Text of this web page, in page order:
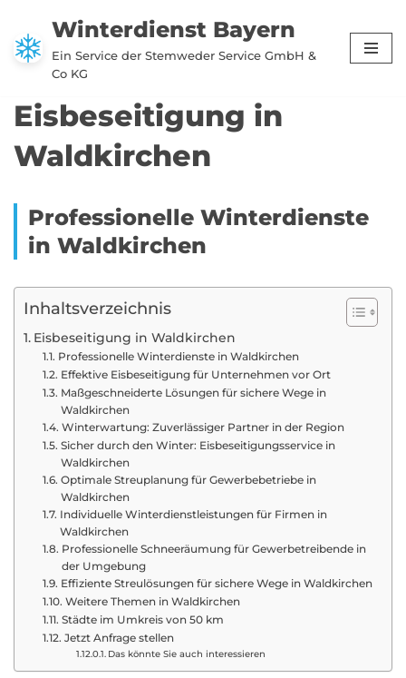
Zum
Inhalt
Winterdienst Bayern
Ein Service der Stemweder Service GmbH &
Co KG
Eisbeseitigung in
Waldkirchen
Professionelle Winterdienste
in Waldkirchen
Inhaltsverzeichnis
Eisbeseitigung in Waldkirchen
Professionelle Winterdienste in Waldkirchen
Effektive Eisbeseitigung für Unternehmen vor Ort
Maßgeschneiderte Lösungen für sichere Wege in
Waldkirchen
Winterwartung: Zuverlässiger Partner in der Region
Sicher durch den Winter: Eisbeseitigungsservice in
Waldkirchen
Optimale Streuplanung für Gewerbebetriebe in
Waldkirchen
Individuelle Winterdienstleistungen für Firmen in
Waldkirchen
Professionelle Schneeräumung für Gewerbetreibende in
der Umgebung
Effiziente Streulösungen für sichere Wege in Waldkirchen
Weitere Themen in Waldkirchen
Städte im Umkreis von 50 km
Jetzt Anfrage stellen
Das könnte Sie auch interessieren